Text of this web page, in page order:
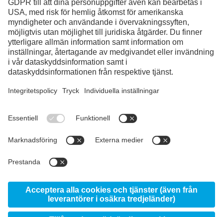
Facebook
Instagram
LinkedIn
© 2026 voestalpine High Performance Metals